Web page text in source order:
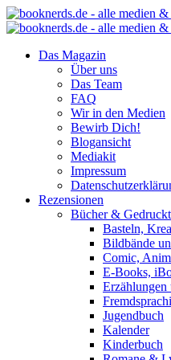
Das Magazin
Über uns
Das Team
FAQ
Wir in den Medien
Bewirb Dich!
Blogansicht
Mediakit
Impressum
Rezensionen
Bücher &
Basteln,
Bildbände
Comic,
E-Books,
Erzählungen
Jugendbuch
Kalender
Kinderbuch